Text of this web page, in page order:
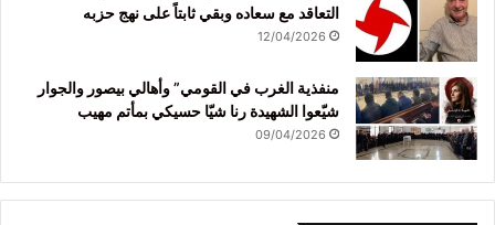
التعاقد مع سعاده وبقي ثابتاً على نهج حزبه
12/04/2026
منفذية الغرب في القومي” وأهالي بيصور والجوار
شيّعوا الشهيدة رنا شيّا حسيكي بمأتم مهيب
09/04/2026